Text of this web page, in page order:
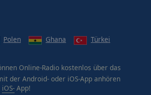
Polen Ghana Türkei
Online-Radio kostenlos über das
der Android- oder iOS-App anhören
iOS- App!